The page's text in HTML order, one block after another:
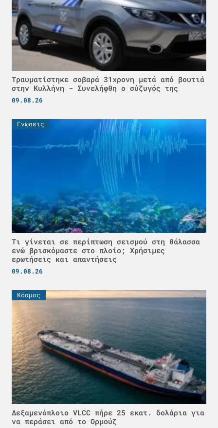
Τραυματίστηκε σοβαρά 31χρονη μετά από βουτιά
στην Κυλλήνη - Συνελήφθη ο σύζυγός της
09.08.26
Γνώσεις
Τι γίνεται σε περίπτωση σεισμού στη θάλασσα
ενώ βρισκόμαστε στο πλοίο; Χρήσιμες
ερωτήσεις και απαντήσεις
09.08.26
Κόσμος
Δεξαμενόπλοιο VLCC πήρε 25 εκατ. δολάρια για
να περάσει από το Ορμούζ